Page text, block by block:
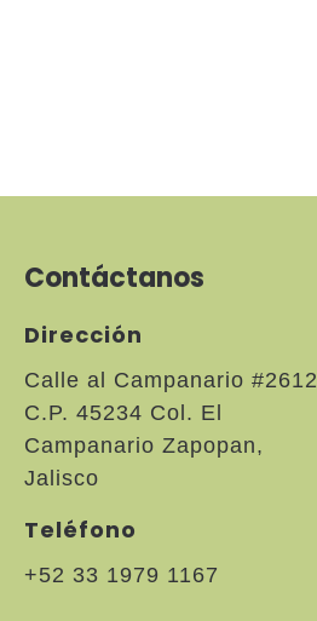
Contáctanos
Dirección
Calle al Campanario #2612
C.P. 45234 Col. El
Campanario Zapopan,
Jalisco
Teléfono
+52 33 1979 1167